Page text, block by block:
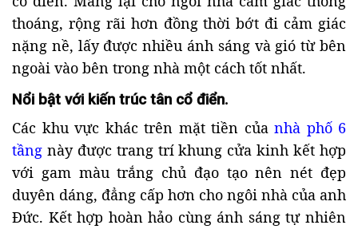
thoáng, rộng rãi hơn đồng thời bớt đi cảm giác
nặng nề, lấy được nhiều ánh sáng và gió từ bên
ngoài vào bên trong nhà một cách tốt nhất.
Nổi bật với kiến trúc tân cổ điển.
Các khu vực khác trên mặt tiền của nhà phố 6
tầng này được trang trí khung cửa kinh kết hợp
với gam màu trắng chủ đạo tạo nên nét đẹp
duyên dáng, đẳng cấp hơn cho ngôi nhà của anh
Đức. Kết hợp hoàn hảo cùng ánh sáng tự nhiên